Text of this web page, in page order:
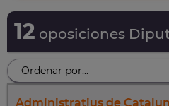
12 oposiciones
Administratius de